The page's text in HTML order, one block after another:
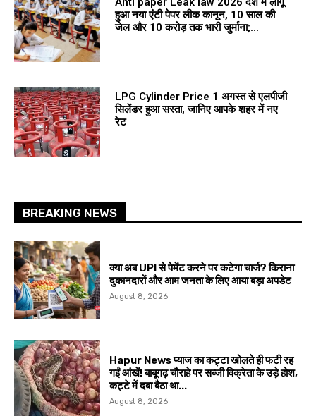
हुआ नया एंटी पेपर लीक कानून, 10 साल की
जेल और 10 करोड़ तक भारी जुर्माना;...
LPG Cylinder Price 1 अगस्त से एलपीजी
सिलेंडर हुआ सस्ता, जानिए आपके शहर में नए
रेट
BREAKING NEWS
क्या अब UPI से पेमेंट करने पर कटेगा चार्ज? किराना
दुकानदारों और आम जनता के लिए आया बड़ा अपडेट
August 8, 2026
Hapur News प्याज का कट्टा खोलते ही फटी रह
गईं आंखें! बाबूगढ़ चौराहे पर सब्जी विक्रेता के उड़े होश,
कट्टे में दबा बैठा था...
August 8, 2026